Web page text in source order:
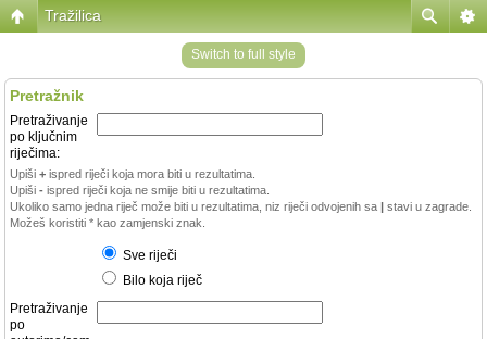
Tražilica
Switch to full style
Pretražnik
Pretraživanje
po ključnim
riječima:
Upiši + ispred riječi koja mora biti u rezultatima.
Upiši - ispred riječi koja ne smije biti u rezultatima.
Ukoliko samo jedna riječ može biti u rezultatima, niz riječi odvojenih sa | stavi u zagrade.
Možeš koristiti * kao zamjenski znak.
Sve riječi
Bilo koja riječ
Pretraživanje
po